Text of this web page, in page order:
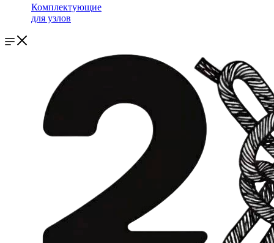
Комплектующие
для узлов